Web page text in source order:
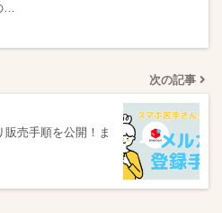
…
次の記事
売手順を公開！ま